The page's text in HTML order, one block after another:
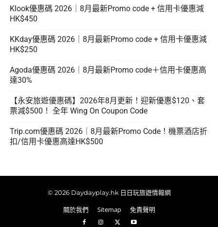
Klook優惠碼 2026｜8月最新Promo code + 信用卡優惠減
HK$450
KKday優惠碼 2026｜8月最新Promo code + 信用卡優惠減
HK$250
Agoda優惠碼 2026｜8月最新Promo code＋信用卡優惠高
達30%
【永安旅遊優惠碼】2026年8月更新！迎新優惠$120、套
票減$500！ 全年 Wing On Coupon Code
Trip.com優惠碼 2026｜8月最新Promo Code！機票酒店折
扣/信用卡優惠高達HK$500
© 2026 Daydayplay.hk 日日玩旅遊情報網
關於我們 Sitemap 免責聲明